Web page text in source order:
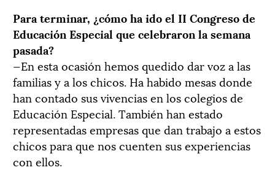
Para terminar, ¿cómo ha ido el II Congreso de
Educación Especial que celebraron la semana
pasada?
—En esta ocasión hemos quedido dar voz a las
familias y a los chicos. Ha habido mesas donde
han contado sus vivencias en los colegios de
Educación Especial. También han estado
representadas empresas que dan trabajo a estos
chicos para que nos cuenten sus experiencias
con ellos.